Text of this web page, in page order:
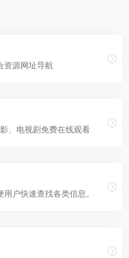
资源网址导航
、电视剧免费在线观看
户快速查找各类信息。